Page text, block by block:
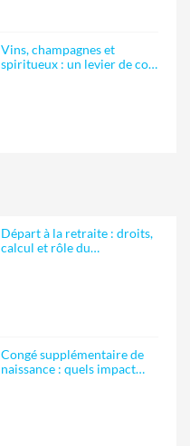
Vins, champagnes et
spiritueux : un levier de co…
Départ à la retraite : droits,
calcul et rôle du…
Congé supplémentaire de
naissance : quels impact…